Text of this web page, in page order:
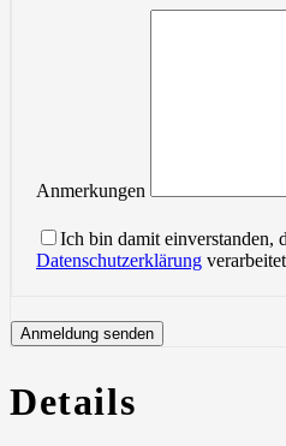
Anmerkungen
Ich bin damit einverstanden,
Datenschutzerklärung
Details